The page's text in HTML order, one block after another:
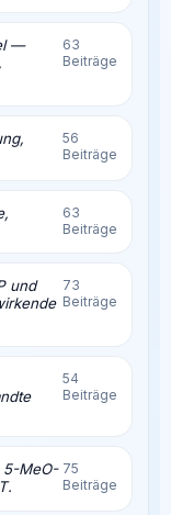
—
63
Beiträge
56
Beiträge
63
Beiträge
und
73
Beiträge
54
Beiträge
5-MeO- 75
Beiträge